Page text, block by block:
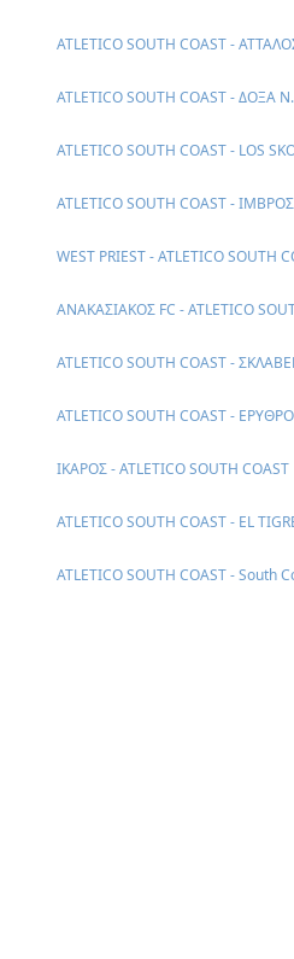
ATLETICO SOUTH COAST -
ATLETICO SOUTH COAST - ΔΟΞΑ
ATLETICO SOUTH COAST - LOS
ATLETICO SOUTH COAST - ΙΜΒΡΟΣ
WEST PRIEST - ATLETICO SOUTH
ΑΝΑΚΑΣΙΑΚΟΣ FC - ATLETICO
ATLETICO SOUTH COAST -
ATLETICO SOUTH COAST -
ΙΚΑΡΟΣ - ATLETICO SOUTH COAST
ATLETICO SOUTH COAST - EL
ATLETICO SOUTH COAST - South